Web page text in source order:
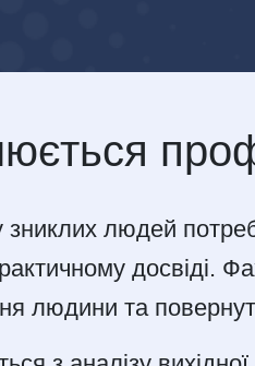
людей
досвіді.
людини та